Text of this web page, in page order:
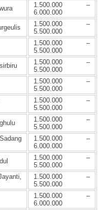
1.500.000 –
6.000.000
1.500.000 –
5.500.000
1.500.000 –
5.500.000
1.500.000 –
5.500.000
1.500.000 –
5.500.000
1.500.000 –
5.500.000
1.500.000 –
5.500.000
1.500.000 –
6.000.000
1.500.000 –
5.500.000
1.500.000 –
5.500.000
1.500.000 –
6.000.000